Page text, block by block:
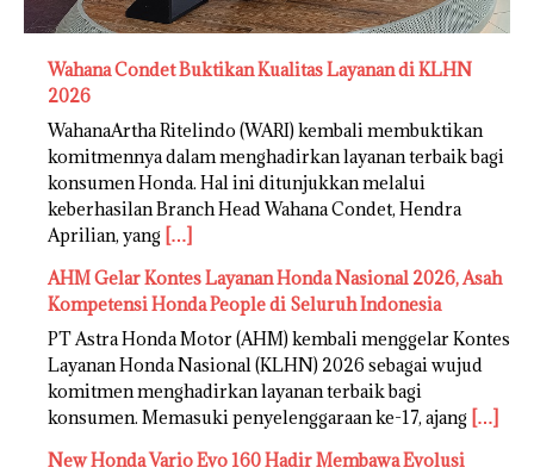
Wahana Condet Buktikan Kualitas Layanan di KLHN
2026
WahanaArtha Ritelindo (WARI) kembali membuktikan
komitmennya dalam menghadirkan layanan terbaik bagi
konsumen Honda. Hal ini ditunjukkan melalui
keberhasilan Branch Head Wahana Condet, Hendra
Aprilian, yang […]
AHM Gelar Kontes Layanan Honda Nasional 2026, Asah
Kompetensi Honda People di Seluruh Indonesia
PT Astra Honda Motor (AHM) kembali menggelar Kontes
Layanan Honda Nasional (KLHN) 2026 sebagai wujud
komitmen menghadirkan layanan terbaik bagi
konsumen. Memasuki penyelenggaraan ke-17, ajang […]
New Honda Vario Evo 160 Hadir Membawa Evolusi